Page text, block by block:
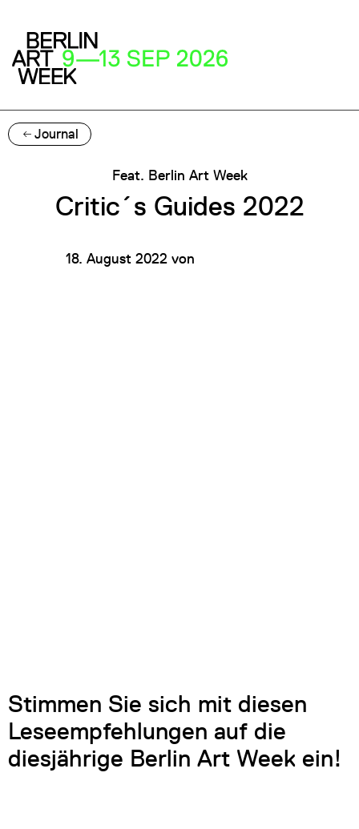
Journal
Feat. Berlin Art Week
Critic´s Guides 2022
18. August 2022von
Stimmen Sie sich mit diesen
Leseempfehlungen auf die
diesjährige Berlin Art Week ein!